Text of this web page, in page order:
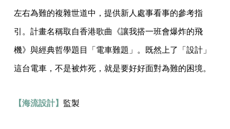
左右為難的複雜世道中，提供新人處事看事的參考指
引。計畫名稱取自香港歌曲《讓我搭一班會爆炸的飛
機》與經典哲學題目「電車難題」。既然上了「設計」
這台電車，不是被炸死，就是要好好面對為難的困境。
【海流設計】 監製